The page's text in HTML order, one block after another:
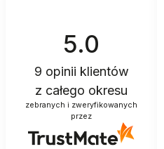
5.0
9 opinii klientów
z całego okresu
zebranych i zweryfikowanych
przez